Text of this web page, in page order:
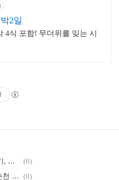
2일
4식 포함! 무더위를 잊는 시
고터 꽃시장 꿀팁방출_길찾기, 영업시간, 가격
(0)
가을 단풍놀이 명소 추천 _ 춘천 편, 소울로스터리, 전기자전거, 춘천세계주류마켓
(0)